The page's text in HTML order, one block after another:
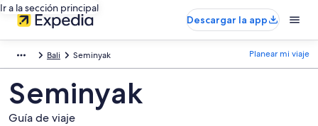
Ir a la sección principal
Descargar la app
Bali Seminyak Planear mi viaje
Seminyak
Guía de viaje